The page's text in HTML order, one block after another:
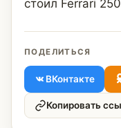
стоил Ferrari
ПОДЕЛИТЬСЯ
ВКонтакте
Копировать